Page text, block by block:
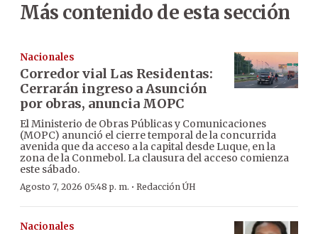
Más contenido de esta sección
Nacionales
Corredor vial Las Residentas:
Cerrarán ingreso a Asunción
por obras, anuncia MOPC
El Ministerio de Obras Públicas y Comunicaciones
(MOPC) anunció el cierre temporal de la concurrida
avenida que da acceso a la capital desde Luque, en la
zona de la Conmebol. La clausura del acceso comienza
este sábado.
Agosto 7, 2026 05:48 p. m. · Redacción ÚH
Nacionales